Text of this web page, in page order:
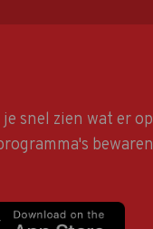
snel zien wat er op
bewaren